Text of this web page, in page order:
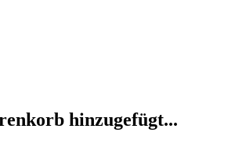
hinzugefügt...